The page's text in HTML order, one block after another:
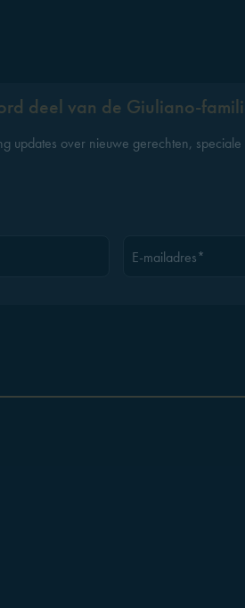
deel van de Giuliano-
updates over nieuwe gerechten,
E-mailadres*